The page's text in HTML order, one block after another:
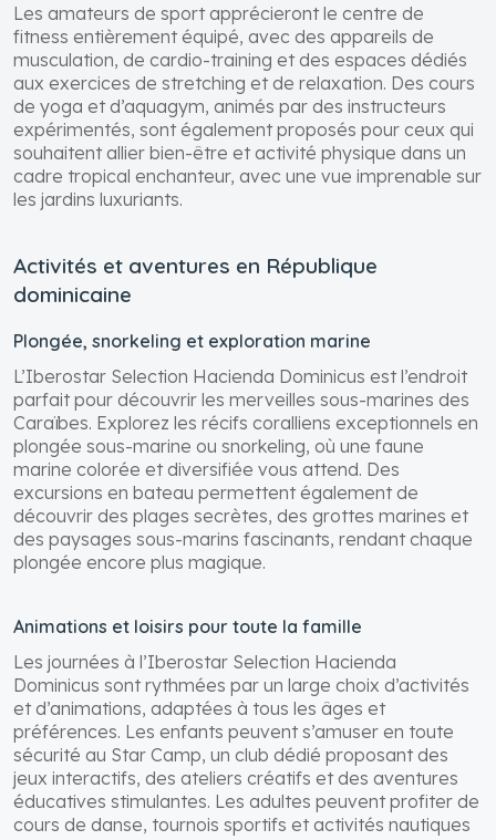
Les amateurs de sport apprécieront le centre de
fitness entièrement équipé, avec des appareils de
musculation, de cardio-training et des espaces dédiés
aux exercices de stretching et de relaxation. Des cours
de yoga et d’aquagym, animés par des instructeurs
expérimentés, sont également proposés pour ceux qui
souhaitent allier bien-être et activité physique dans un
cadre tropical enchanteur, avec une vue imprenable sur
les jardins luxuriants.
Activités et aventures en République
dominicaine
Plongée, snorkeling et exploration marine
L’Iberostar Selection Hacienda Dominicus est l’endroit
parfait pour découvrir les merveilles sous-marines des
Caraïbes. Explorez les récifs coralliens exceptionnels en
plongée sous-marine ou snorkeling, où une faune
marine colorée et diversifiée vous attend. Des
excursions en bateau permettent également de
découvrir des plages secrètes, des grottes marines et
des paysages sous-marins fascinants, rendant chaque
plongée encore plus magique.
Animations et loisirs pour toute la famille
Les journées à l’Iberostar Selection Hacienda
Dominicus sont rythmées par un large choix d’activités
et d’animations, adaptées à tous les âges et
préférences. Les enfants peuvent s’amuser en toute
sécurité au Star Camp, un club dédié proposant des
jeux interactifs, des ateliers créatifs et des aventures
éducatives stimulantes. Les adultes peuvent profiter de
cours de danse, tournois sportifs et activités nautiques